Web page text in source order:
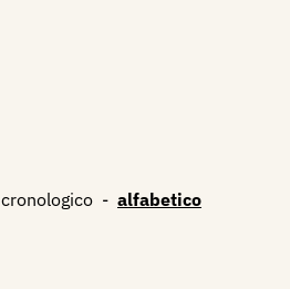
cronologico - alfabetico